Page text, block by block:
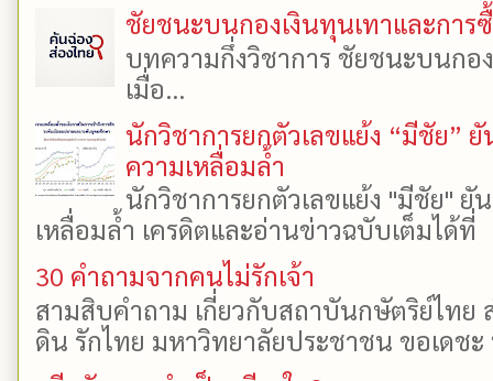
ชัยชนะบนกองเงินทุนเทาและการ
บทความกึ่งวิชาการ ชัยชนะบนกอ
เมื่อ...
นักวิชาการยกตัวเลขแย้ง “มีชัย”
ความเหลื่อมล้ำ
นักวิชาการยกตัวเลขแย้ง "มีชัย"
เหลื่อมล้ำ เครดิตและอ่านข่าวฉบับเต็มได้
30 คำถามจากคนไม่รักเจ้า
สามสิบคำถาม เกี่ยวกับสถาบันกษัตริย์ไทย
ดิน รักไทย มหาวิทยาลัยประชาชน ขอเดช